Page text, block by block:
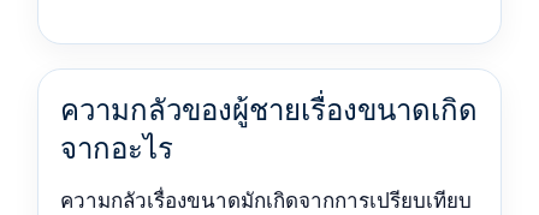
ความกลัวของผู้ชายเรื่องขนาดเกิด
จากอะไร
ความกลัวเรื่องขนาดมักเกิดจากการเปรียบเทียบ